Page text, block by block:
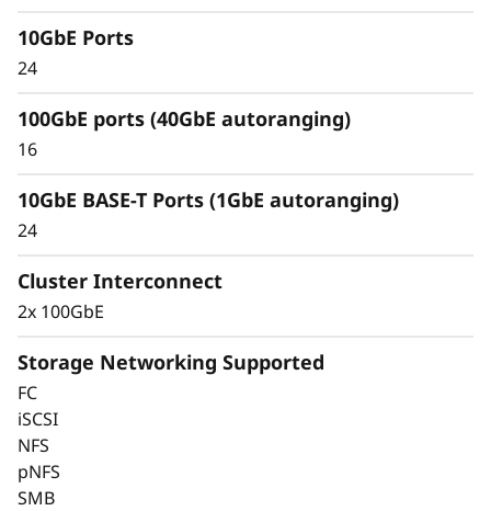
Satisfaga las demandas de las nuevas cargas
escala.
10GbE Ports
24
100GbE ports (40GbE autoranging)
16
10GbE BASE-T Ports (1GbE autoranging)
24
Cluster Interconnect
2x 100GbE
Storage Networking Supported
FC
iSCSI
NFS
pNFS
SMB